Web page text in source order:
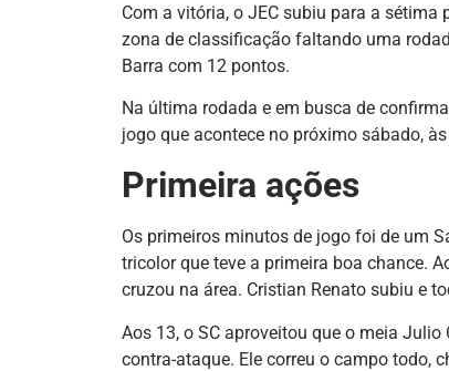
Com a vitória, o JEC subiu para a
zona de classificação faltando uma
Barra com 12 pontos.
Na última rodada e em busca de
jogo que acontece no próximo sábado,
Primeira ações
Os primeiros minutos de jogo foi de um
tricolor que teve a primeira boa chance.
cruzou na área. Cristian Renato subiu e
Aos 13, o SC aproveitou que o meia
contra-ataque. Ele correu o campo todo,